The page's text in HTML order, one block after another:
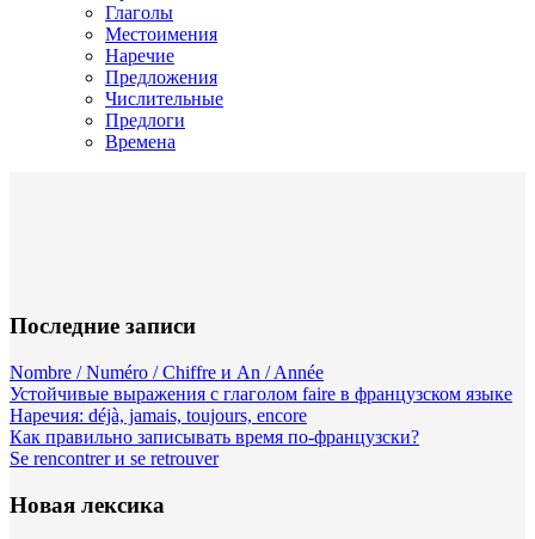
Глаголы
Местоимения
Наречие
Предложения
Числительные
Предлоги
Времена
Последние записи
Nombre / Numéro / Chiffre и An / Année
Устойчивые выражения с глаголом faire в французском языке
Наречия: déjà, jamais, toujours, encore
Как правильно записывать время по-французски?
Se rencontrer и se retrouver
Новая лексика